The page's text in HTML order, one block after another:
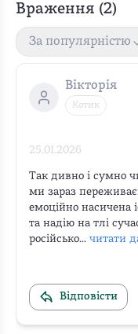
Враження (2)
За популярністю
Вікторія
Котик
25.01.2026
Так дивно і сумно
ми зараз
емоційно насичена
та надію на тлі
російсько... читати
Відповісти